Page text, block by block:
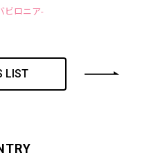
ビロニア-
LIST